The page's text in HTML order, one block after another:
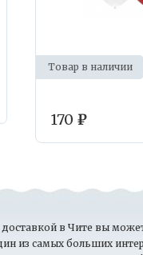
Товар в наличии
170 ₽
в Чите вы
из самых больших